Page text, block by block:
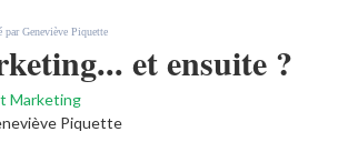
parGeneviève Piquette
et ensuite ?
Marketing
Piquette